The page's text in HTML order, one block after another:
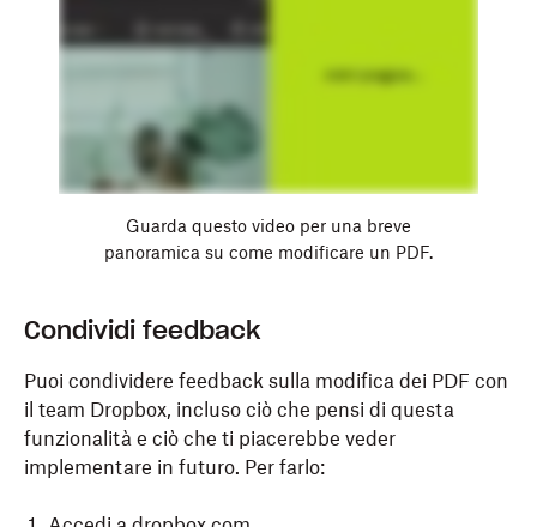
dispositivi mobili Dropbox non è al momento
disponibile per Android.
Tocca il nome del PDF che desideri modificare.
Apporta le modifiche.
Per aggiungere testo, tocca
digita il testo desiderato, quindi toccaFine.
Per aggiungere una data, tocca Aggiungi data
digita la data nel campo di modifica, quindi
Tocca Salva.
Guarda questo video per una breve
panoramica su come modificare un PDF.
Condividi feedback
Puoi condividere feedback sulla modifica dei PDF con
il team Dropbox, incluso ciò che pensi di questa
funzionalità e ciò che ti piacerebbe veder
implementare in futuro. Per farlo: